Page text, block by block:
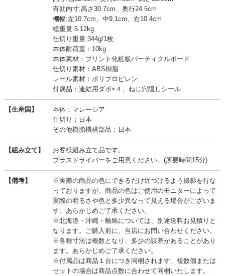
有効内寸:高さ30.7cm、奥行24.5cm
棚幅:左10.7cm、中9.1cm、右10.4cm
総重量:5.12kg
仕切り重量:344g/1枚
本体耐荷重：10kg
本体素材：プリント化粧板パーティクルボード
仕切り素材：ABS樹脂
レール素材：ポリプロピレン
付属品：連結用ダボ×４、ねじ穴隠しシール
【生産国】
本体：マレーシア
仕切り：日本
その他樹脂機構部品：日本
【組み立て】
お客様組み立て品です。
プラスドライバーをご用意ください。(所要時間15分)
【備考】
※実際の商品の色にできるだけ近づけるよう撮影を行な
っておりますが、商品の色はご使用のモニターによって
実際の明るさや色と多少異なって見える場合がございま
す。あらかじめご了承ください。
※北海道・沖縄・離島については、別途送料お見積りと
なります。ご購入前に、当店にお問い合わせください。
※各種寸法は概数となり、多少の誤差があることがあり
ます。あらかじめご了承ください。
※付属品は商品１台につき同梱されます。複数個または
セットの場合は商品点数に合わせて同梱いたします。